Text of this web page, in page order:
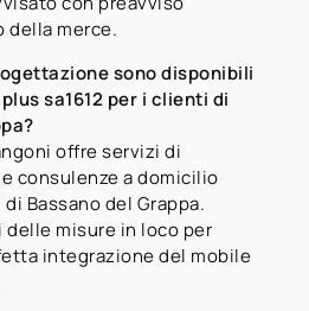
della merce.
sono disponibili
sa1612 per i clienti di
offre servizi di
consulenze a domicilio
Bassano del Grappa.
misure in loco per
integrazione del mobile